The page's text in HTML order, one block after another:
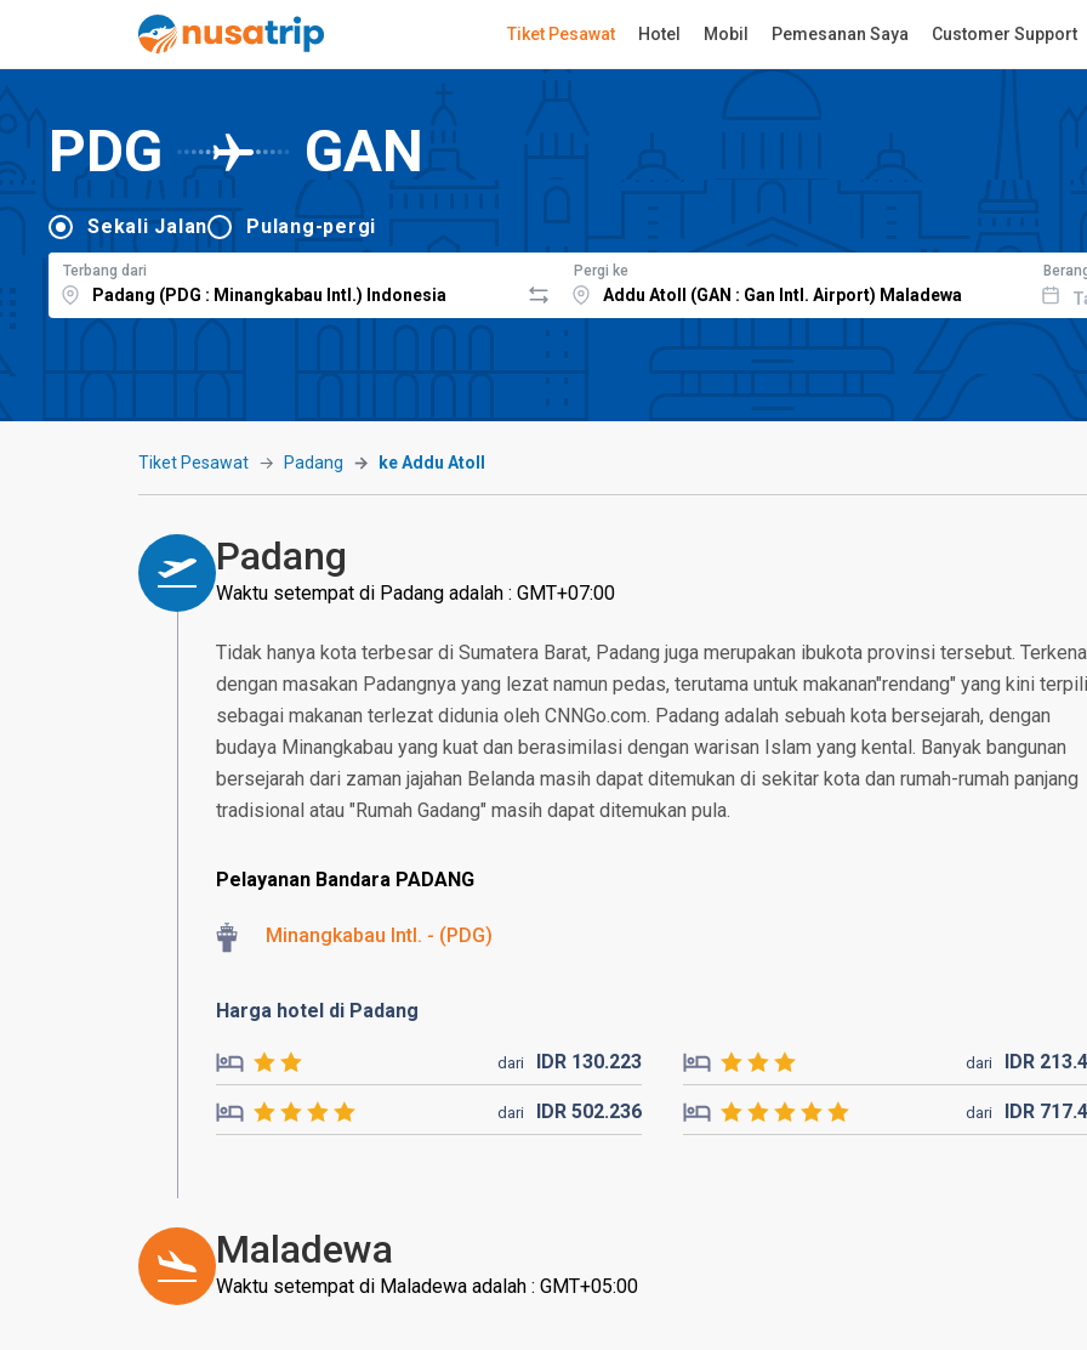
Tiket Pesawat Hotel Mobil Pemesanan Saya Customer Support
PDG GAN
Sekali Jalan Pulang-pergi
Terbang dari Pergi ke
Tiket Pesawat Padang ke Addu Atoll
Padang
Waktu setempat di Padang adalah : GMT+07:00
Tidak hanya kota terbesar di Sumatera Barat, Padang juga merupakan ibukota provinsi tersebut.
dengan masakan Padangnya yang lezat namun pedas, terutama untuk makanan"rendang" yang kini
sebagai makanan terlezat didunia oleh CNNGo.com. Padang adalah sebuah kota bersejarah, dengan
budaya Minangkabau yang kuat dan berasimilasi dengan warisan Islam yang kental. Banyak bangunan
bersejarah dari zaman jajahan Belanda masih dapat ditemukan di sekitar kota dan rumah-rumah panjang
tradisional atau "Rumah Gadang" masih dapat ditemukan pula.
Pelayanan Bandara PADANG
Minangkabau Intl. - (PDG)
Harga hotel di Padang
dari IDR 130.223 dari IDR 213.
dari IDR502.236 dari IDR 717.
Maladewa
Waktu setempat di Maladewa adalah : GMT+05:00